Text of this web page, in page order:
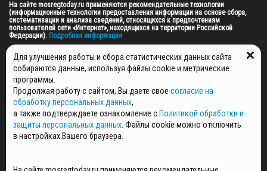
На сайте mosregtoday.ru применяются рекомендательные технологии
(информационные технологии предоставления информации на основе сбора,
систематизации и анализа сведений, относящихся к предпочтениям
пользователей сети «Интернет», находящихся на территории Российской
Федерации). Подробная информация
© 2026 ПРАВА НА ВСЕ МАТЕРИАЛЫ САЙТА ПРИНАДЛЕЖАТ ГАУ МО "ЦИФРОВЫЕ
МЕДИА" (ОГРН: 1255000059467).
ПОЛИТИКА ОБРАБОТКИ И ЗАЩИТЫ ПЕРСОНАЛЬНЫХ ДАННЫХ
НОВОСТИ
ГАЗЕТЫ
РЕКЛАМОДАТЕЛЯМ
Для улучшения работы и сбора статистических данных сайта
собираются данные, используя файлы cookie и метрические
программы.
Продолжая работу с сайтом, Вы даете свое согласие на
обработку персональных данных,
а также подтверждаете ознакомление с Политикой обработки и
защиты персональных данных . Файлы cookie можно отключить
в настройках Вашего браузера.